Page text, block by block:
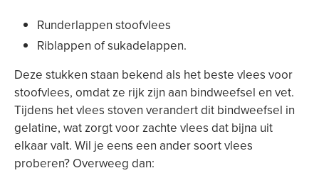
Runderlappen stoofvlees
Riblappen of sukadelappen.
Deze stukken staan bekend als het beste vlees voor
stoofvlees, omdat ze rijk zijn aan bindweefsel en vet.
Tijdens het vlees stoven verandert dit bindweefsel in
gelatine, wat zorgt voor zachte vlees dat bijna uit
elkaar valt. Wil je eens een ander soort vlees
proberen? Overweeg dan: